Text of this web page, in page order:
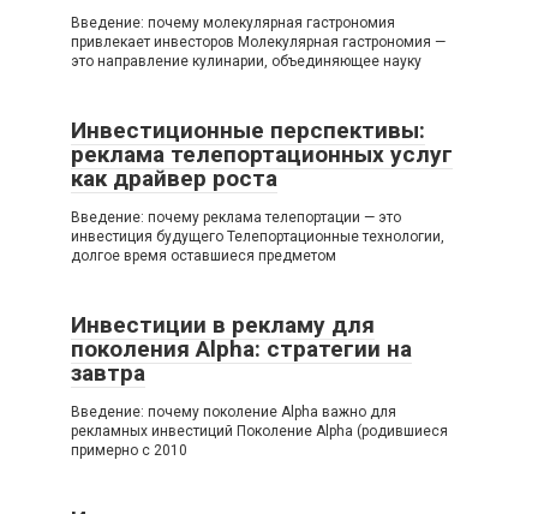
Введение: почему молекулярная гастрономия
привлекает инвесторов Молекулярная гастрономия —
это направление кулинарии, объединяющее науку
Инвестиционные перспективы:
реклама телепортационных услуг
как драйвер роста
Введение: почему реклама телепортации — это
инвестиция будущего Телепортационные технологии,
долгое время оставшиеся предметом
Инвестиции в рекламу для
поколения Alpha: стратегии на
завтра
Введение: почему поколение Alpha важно для
рекламных инвестиций Поколение Alpha (родившиеся
примерно с 2010